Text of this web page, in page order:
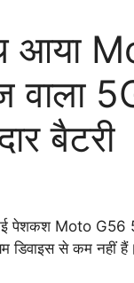
आया
बैटरी
पेशकश Moto G56
डिवाइस से कम नहीं हैं।